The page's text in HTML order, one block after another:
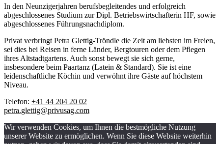
In den Neunzigerjahren berufsbegleitendes und erfolgreich
abgeschlossenes Studium zur Dipl. Betriebswirtschafterin HF, sowie
abgeschlossenes Führungsnachdiplom.
Privat verbringt Petra Glettig-Tröndle die Zeit am liebsten im Freien,
sei dies bei Reisen in ferne Länder, Bergtouren oder dem Pflegen
ihres Altstadtgartens. Auch sonst bewegt sie sich gerne,
insbesondere beim Paartanz (Latein & Standard). Sie ist eine
leidenschaftliche Köchin und verwöhnt ihre Gäste auf höchstem
Niveau.
Telefon: +41 44 204 20 02
petra.glettig@privusag.com
Wir verwenden Cookies, um Ihnen die bestmögliche Nutzung
unserer Website zu ermöglichen. Wenn Sie diese Website weiterhin